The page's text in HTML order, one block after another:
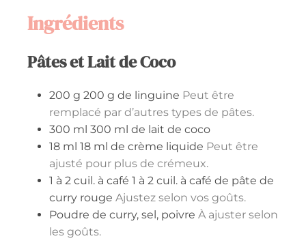
Ingrédients
Pâtes et Lait de Coco
200 g 200 g de linguine Peut être
remplacé par d’autres types de pâtes.
300 ml 300 ml de lait de coco
18 ml 18 ml de crème liquide Peut être
ajusté pour plus de crémeux.
1 à 2 cuil. à café 1 à 2 cuil. à café de pâte de
curry rouge Ajustez selon vos goûts.
Poudre de curry, sel, poivre À ajuster selon
les goûts.